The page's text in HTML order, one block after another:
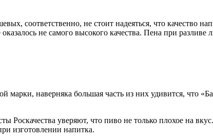
соответственно, не стоит надеяться, что качество
не самого высокого качества. Пена при разливе
марки, наверняка большая часть из них удивится, что
Роскачества уверяют, что пиво не только плохое на
изготовлении напитка.